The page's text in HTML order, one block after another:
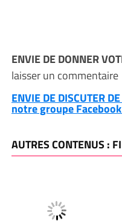
ENVIE DE DONNER
laisser un commentaire
ENVIE DE DISCUTER
notre groupe
AUTRES CONTENUS :